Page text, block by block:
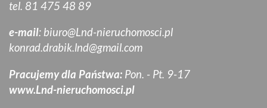
tel. 81 475 48 89
e-mail: biuro@Lnd-nieruchomosci.pl
konrad.drabik.lnd@gmail.com
Pracujemy dla Państwa: Pon. - Pt. 9-17
www.Lnd-nieruchomosci.pl